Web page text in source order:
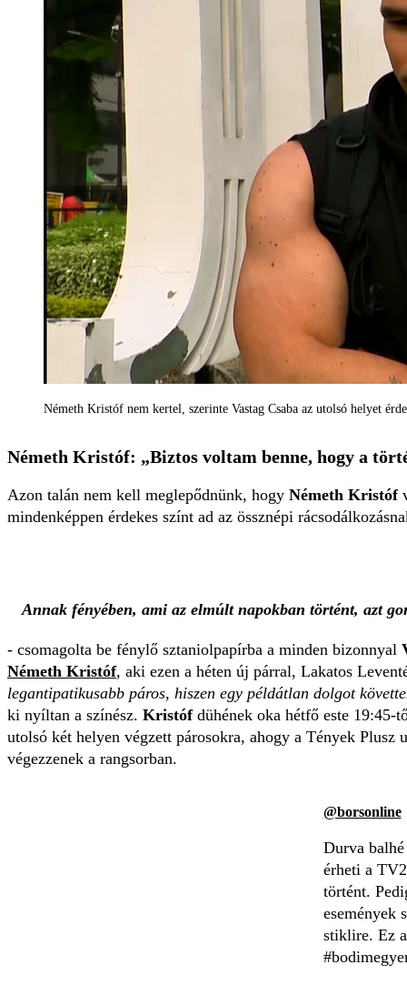
Németh Kristóf nem kertel, szerinte Vastag Csaba az utolsó helyet
Németh Kristóf: „Biztos voltam benne, hogy a
Azon talán nem kell meglepődnünk, hogy Németh Kristóf
mindenképpen érdekes színt ad az össznépi
Annak fényében, ami az elmúlt napokban történt, azt
- csomagolta be fénylő sztaniolpapírba a minden bizonnyal
Németh Kristóf, aki ezen a héten új párral, Lakatos
legantipatikusabb páros, hiszen egy példátlan dolgot
ki nyíltan a színész. Kristófdühének oka hétfő este 19:45-
utolsó két helyen végzett párosokra, ahogy a Tények Plusz
végezzenek a rangsorban.
@borsonline
Durva
érheti a
történt.
események
stiklire. Ez